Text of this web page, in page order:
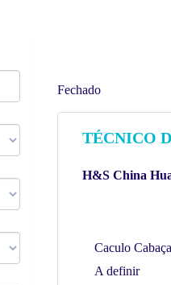
Fechado
TÉCNICO
H&S China
Caculo
A definir